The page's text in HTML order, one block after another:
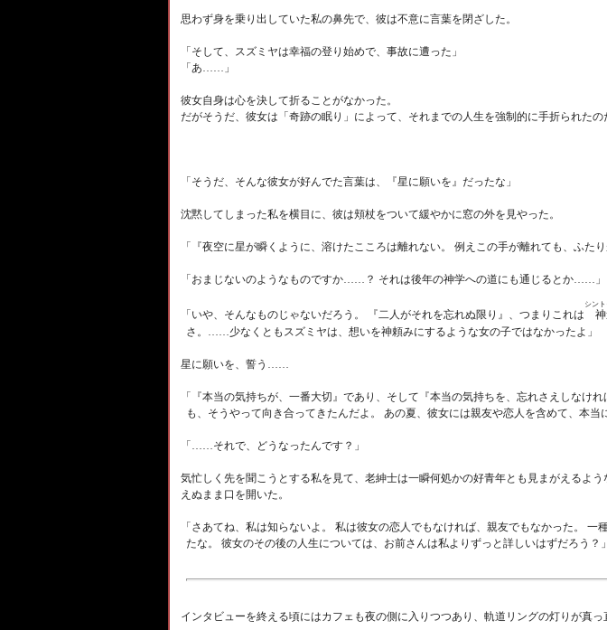
思わず身を乗り出していた私の鼻先で、彼は不意に言葉を閉ざした。
「そして、スズミヤは幸福の登り始めで、事故に遭った」
「あ……」
彼女自身は心を決して折ることがなかった。
だがそうだ、彼女は「奇跡の眠り」によって、それまでの人生を強制的に手折られた
「そうだ、そんな彼女が好んでた言葉は、『星に願いを』だったな」
沈黙してしまった私を横目に、彼は頬杖をついて緩やかに窓の外を見やった。
「『夜空に星が瞬くように、溶けたこころは離れない。 例えこの手が離れても、ふ
「おまじないのようなものですか……？ それは後年の神学への道にも通じるとか……」
「いや、そんなものじゃないだろう。 『二人がそれを忘れぬ限り』、つまりこれは
シン
さ。……少なくともスズミヤは、想いを神頼みにするような女の子ではなかったよ」
星に願いを、誓う……
「『本当の気持ちが、一番大切』であり、そして『本当の気持ちを、忘れさえしな
も、そうやって向き合ってきたんだよ。 あの夏、彼女には親友や恋人を含めて、本
「……それで、どうなったんです？」
気忙しく先を聞こうとする私を見て、老紳士は一瞬何処かの好青年とも見まがえるよ
えぬまま口を開いた。
「さあてね、私は知らないよ。 私は彼女の恋人でもなければ、親友でもなかった。
たな。 彼女のその後の人生については、お前さんは私よりずっと詳しいはずだろう？」
インタビューを終える頃にはカフェも夜の側に入りつつあり、軌道リングの灯りが真っ